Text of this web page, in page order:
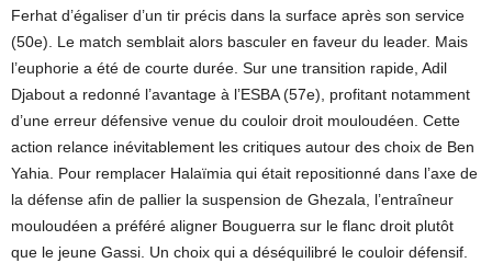
Ferhat d’égaliser d’un tir précis dans la surface après son service
(50e). Le match semblait alors basculer en faveur du leader. Mais
l’euphorie a été de courte durée. Sur une transition rapide, Adil
Djabout a redonné l’avantage à l’ESBA (57e), profitant notamment
d’une erreur défensive venue du couloir droit mouloudéen. Cette
action relance inévitablement les critiques autour des choix de Ben
Yahia. Pour remplacer Halaïmia qui était repositionné dans l’axe de
la défense afin de pallier la suspension de Ghezala, l’entraîneur
mouloudéen a préféré aligner Bouguerra sur le flanc droit plutôt
que le jeune Gassi. Un choix qui a déséquilibré le couloir défensif.